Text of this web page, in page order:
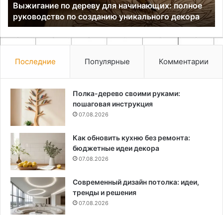
созданию
уникального
декора
Выжигание по дереву для начинающих: полное
руководство по созданию уникального декора
и
Последние Популярные Комментарии
Полка-дерево своими руками:
пошаговая инструкция
07.08.2026
Как обновить кухню без ремонта:
бюджетные идеи декора
07.08.2026
Современный дизайн потолка: идеи,
тренды и решения
07.08.2026